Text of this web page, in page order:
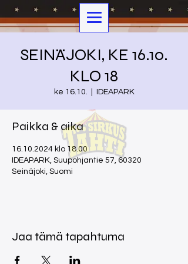
SEINÄJOKI, KE 16.10.
KLO 18
ke 16.10. IDEAPARK
Paikka & aika
16.10.2024 klo 18.00
IDEAPARK, Suupohjantie 57, 60320
Seinäjoki, Suomi
Jaa tämä tapahtuma